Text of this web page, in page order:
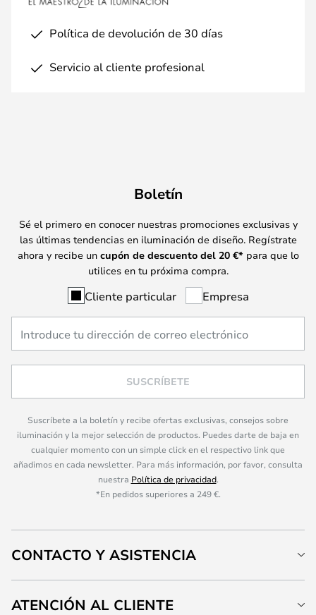
Política de devolución de 30 días
Servicio al cliente profesional
Boletín
Sé el primero en conocer nuestras promociones exclusivas y
las últimas tendencias en iluminación de diseño. Regístrate
ahora y recibe un cupón de descuento del 20 €* para que lo
utilices en tu próxima compra.
Cliente particular Empresa
SUSCRÍBETE
Suscríbete a la boletín y recibe ofertas exclusivas, consejos sobre
iluminación y la mejor selección de productos. Puedes darte de baja en
cualquier momento con un simple click en el respectivo link que
añadimos en cada newsletter. Para más información, por favor, consulta
nuestra Política de privacidad.
*En pedidos superiores a 249 €.
CONTACTO Y ASISTENCIA
ATENCIÓN AL CLIENTE